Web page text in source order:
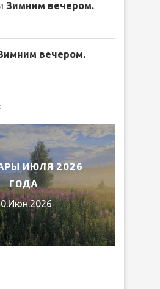
Зимним вечером.
вечером.
ИЮЛЯ 2026
ГОДА